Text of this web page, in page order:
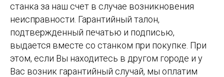
станка за наш счет в случае возникновения
неисправности. Гарантийный талон,
подтвержденный печатью и подписью,
выдается вместе со станком при покупке. При
этом, если Вы находитесь в другом городе и у
Вас возник гарантийный случай, мы оплатим